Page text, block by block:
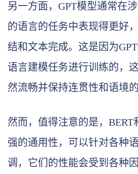
另一方面，GPT模型通常在
的语言的任务中表现得更好
结和文本完成。这是因为
语言建模任务进行训练的，
然流畅并保持连贯性和语境的
然而，值得注意的是，BERT
强的通用性，可以针对各种
调，它们的性能会受到各种